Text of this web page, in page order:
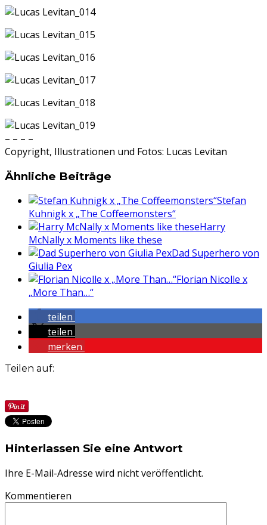
– – – –
Copyright, Illustrationen und Fotos: Lucas Levitan
Ähnliche Beiträge
Stefan
Kuhnigk x „The Coffeemonsters“
Harry
McNally x Moments like these
Dad Superhero von
Giulia Pex
Florian Nicolle x
„More Than…“
teilen
teilen
merken
Teilen auf:
Hinterlassen Sie eine Antwort
Ihre E-Mail-Adresse wird nicht veröffentlicht.
Kommentieren